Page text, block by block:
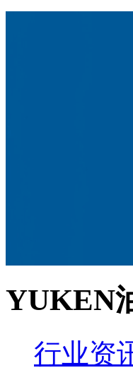
YUKEN
行业资